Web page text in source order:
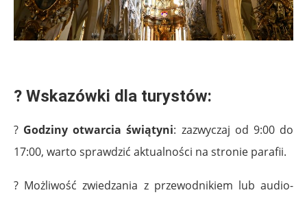
? Wskazówki dla turystów:
? Godziny otwarcia świątyni: zazwyczaj od 9:00 do
17:00, warto sprawdzić aktualności na stronie parafii.
? Możliwość zwiedzania z przewodnikiem lub audio-